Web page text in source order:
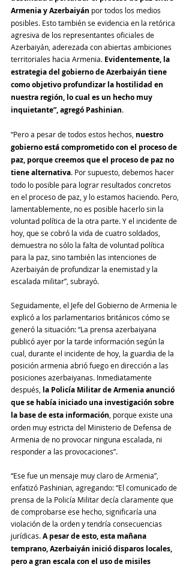
Armenia y Azerbaiyán por todos los medios
posibles. Esto también se evidencia en la retórica
agresiva de los representantes oficiales de
Azerbaiyán, aderezada con abiertas ambiciones
territoriales hacia Armenia. Evidentemente, la
estrategia del gobierno de Azerbaiyán tiene
como objetivo profundizar la hostilidad en
nuestra región, lo cual es un hecho muy
inquietante”, agregó Pashinian.
“Pero a pesar de todos estos hechos, nuestro
gobierno está comprometido con el proceso de
paz, porque creemos que el proceso de paz no
tiene alternativa. Por supuesto, debemos hacer
todo lo posible para lograr resultados concretos
en el proceso de paz, y lo estamos haciendo. Pero,
lamentablemente, no es posible hacerlo sin la
voluntad política de la otra parte. Y el incidente de
hoy, que se cobró la vida de cuatro soldados,
demuestra no sólo la falta de voluntad política
para la paz, sino también las intenciones de
Azerbaiyán de profundizar la enemistad y la
escalada militar”, subrayó.
Seguidamente, el Jefe del Gobierno de Armenia le
explicó a los parlamentarios británicos cómo se
generó la situación: “La prensa azerbaiyana
publicó ayer por la tarde información según la
cual, durante el incidente de hoy, la guardia de la
posición armenia abrió fuego en dirección a las
posiciones azerbaiyanas. Inmediatamente
después, la Policía Militar de Armenia anunció
que se había iniciado una investigación sobre
la base de esta información, porque existe una
orden muy estricta del Ministerio de Defensa de
Armenia de no provocar ninguna escalada, ni
responder a las provocaciones”.
“Ese fue un mensaje muy claro de Armenia”,
enfatizó Pashinian, agregando: “El comunicado de
prensa de la Policía Militar decía claramente que
de comprobarse ese hecho, significaría una
violación de la orden y tendría consecuencias
jurídicas. A pesar de esto, esta mañana
temprano, Azerbaiyán inició disparos locales,
pero a gran escala con el uso de misiles